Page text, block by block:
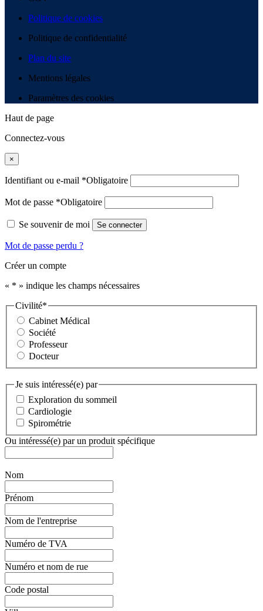
Politique de cookies
Politique de confidentialité
Plan du site
Mentions légales
Paramètres des cookies
Haut de page
Connectez-vous
×
Identifiant ou e-mail *Obligatoire
Mot de passe *Obligatoire
Se souvenir de moi Se connecter
Mot de passe perdu ?
Créer un compte
« * » indique les champs nécessaires
Civilité*
Cabinet Médical
Société
Professeur
Docteur
Je suis intéressé(e) par
Exploration du sommeil
Cardiologie
Spirométrie
Ou intéressé(e) par un produit spécifique
Nom
Prénom
Nom de l'entreprise
Numéro de TVA
Numéro et nom de rue
Code postal